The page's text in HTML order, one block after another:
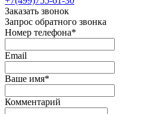
Заказать звонок
Запрос обратного звонка
Номер телефона*
Email
Ваше имя*
Комментарий